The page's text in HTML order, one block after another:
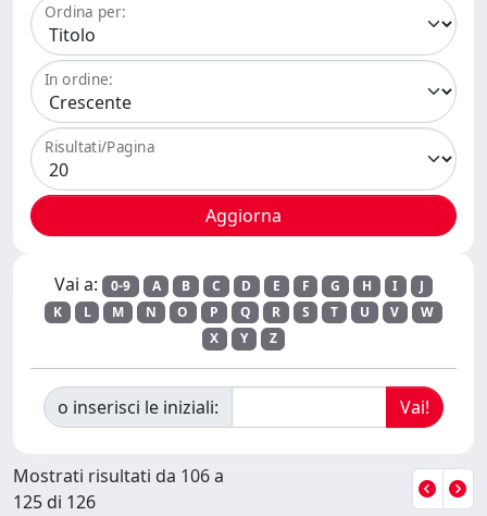
Ordina per:
In ordine:
Risultati/Pagina
Vai a: 0-9 A B C D E F G H I
J
K
L M N O P Q R S T U V
W
X
Y Z
o inserisci le iniziali:
Mostrati risultati da 106 a
125 di 126